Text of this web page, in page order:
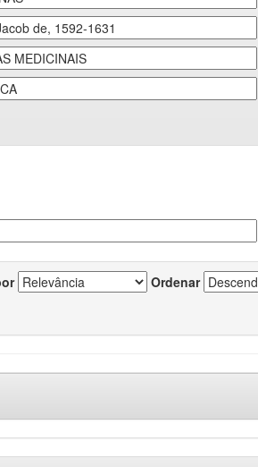
Ordenar